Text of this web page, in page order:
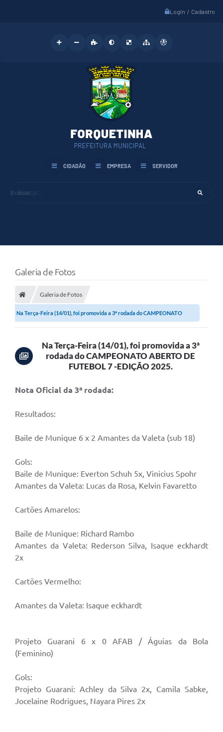
Login / Cadastro
Buscar...
CIDADÃO EMPRESA SERVIDOR
Galeria de Fotos
Galeria de Fotos
Na Terça-Feira (14/01), foi promovida a 3ª rodada do CAMPEONATO
Na Terça-Feira (14/01), foi promovida a 3ª
rodada do CAMPEONATO ABERTO DE
FUTEBOL 7 -EDIÇÃO 2025.
Nota Oficial da 3ª rodada:
Resultados:
Baile de Munique 6 x 2 Amantes da Valeta (sub 18)
Gols:
Baile de Munique: Everton Schuh 5x, Vinicius Spohr
Amantes da Valeta: Lucas da Rosa, Kelvin Favaretto
Cartões Amarelos:
Baile de Munique: Richard Rambo
Amantes da Valeta: Rederson Silva, Isaque eckhardt
2x
Cartões Vermelho:
Amantes da Valeta: Isaque eckhardt
Projeto Guarani 6 x 0 AFAB / Águias da Bola
(Feminino)
Gols:
Projeto Guarani: Achley da Silva 2x, Camila Sabke,
Jocelaine Rodrigues, Nayara Pires 2x